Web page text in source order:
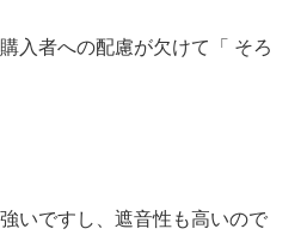
入者への配慮が欠けて「 そろ
いですし、遮音性も高いので